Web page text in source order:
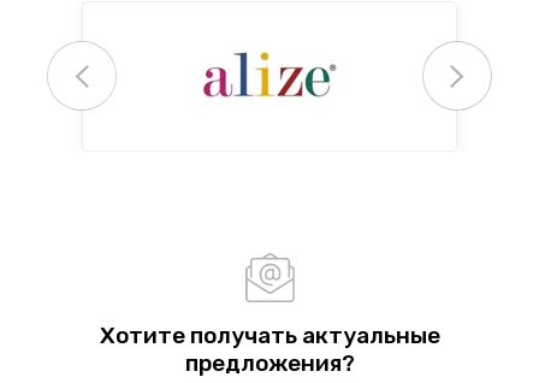
Хотите получать актуальные
предложения?